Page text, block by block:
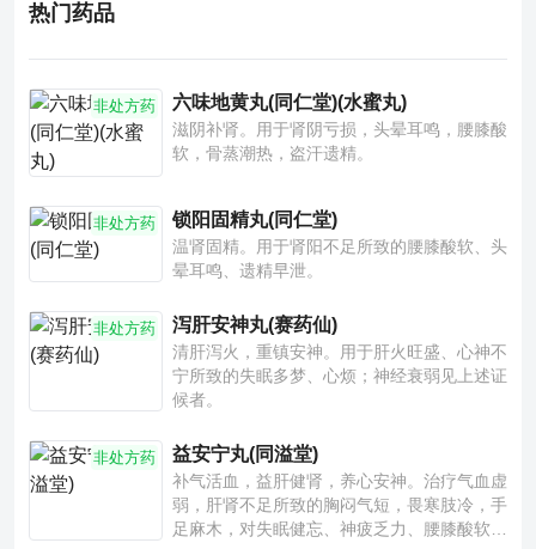
热门药品
非处方药 六味地黄丸(同仁堂)(水蜜丸)
滋阴补肾。用于肾阴亏损，头晕耳鸣，腰膝酸
软，骨蒸潮热，盗汗遗精。
非处方药 锁阳固精丸(同仁堂)
温肾固精。用于肾阳不足所致的腰膝酸软、头
晕耳鸣、遗精早泄。
非处方药 泻肝安神丸(赛药仙)
清肝泻火，重镇安神。用于肝火旺盛、心神不
宁所致的失眠多梦、心烦；神经衰弱见上述证
候者。
非处方药 益安宁丸(同溢堂)
补气活血，益肝健肾，养心安神。治疗气血虚
弱，肝肾不足所致的胸闷气短，畏寒肢冷，手
足麻木，对失眠健忘、神疲乏力、腰膝酸软也